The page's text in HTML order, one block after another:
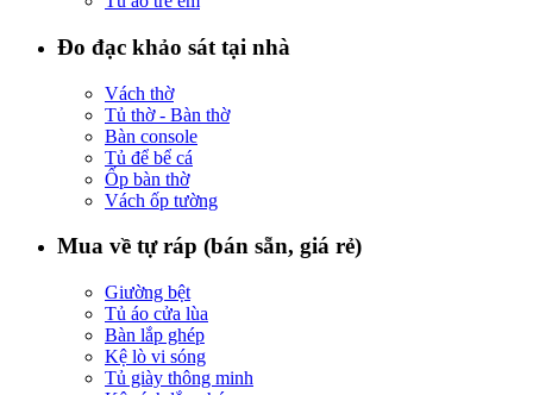
Đo đạc khảo sát tại nhà
Vách thờ
Tủ thờ - Bàn thờ
Bàn console
Tủ để bể cá
Ốp bàn thờ
Vách ốp tường
Mua về tự ráp (bán sẵn, giá rẻ)
Giường bệt
Tủ áo cửa lùa
Bàn lắp ghép
Kệ lò vi sóng
Tủ giày thông minh